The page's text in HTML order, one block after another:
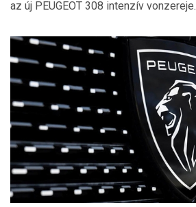
az új PEUGEOT 308 intenzív vonzereje.